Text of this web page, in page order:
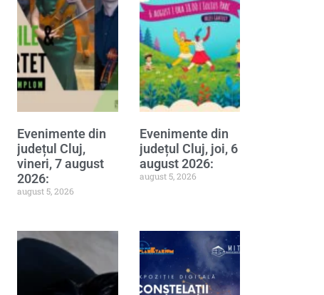
Evenimente din
județul Cluj,
vineri, 7 august
2026:
august 5, 2026
Evenimente din
județul Cluj, joi, 6
august 2026:
august 5, 2026